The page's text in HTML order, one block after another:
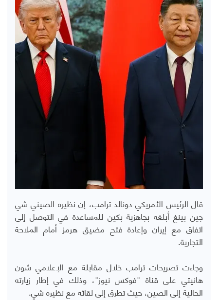
قال الرئيس الأمريكي دونالد ترامب، إن نظيره الصيني شي
جين بينغ أبلغه بجاهزية بكين للمساعدة في التوصل إلى
اتفاق مع إيران وإعادة فتح مضيق هرمز أمام الملاحة
التجارية.
وجاءت تصريحات ترامب خلال مقابلة مع الإعلامي شون
هانيتي على قناة "فوكس نيوز"، وذلك في إطار زيارته
الحالية إلى الصين، حيث تطرق إلى لقائه مع نظيره شي.